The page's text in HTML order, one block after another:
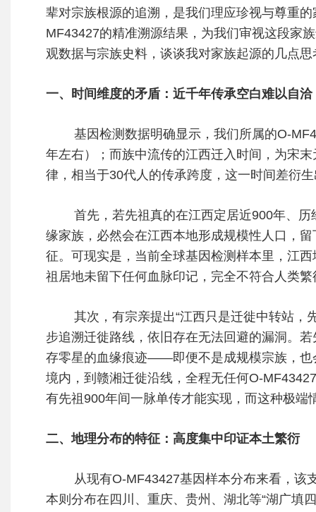
辈对宗族根源的追溯，是我们理应珍视与尊重
MF43427的精准溯源结果，为我们审视这段家
观数据与宗族史料，谈谈我对家族起源的几点思
一、时间维度的矛盾：近千年传承空白难以自洽
基因检测数据明确显示，我们所属的O-
年左右）；而族中流传的江西迁入时间，为宋
律，相当于30代人的传承跨度，这一时间差衍
首先，若先祖真的在江西定居近900年、历
缘家族，必然会在江西本地形成规模性人口，
征。可现实是，当前全球基因检测样本里，江
祖居地未留下任何血脉印记，完全不符合人类
其次，有宗亲提出“江西只是迁徙中转站，先
步追溯迁徙路线，依旧存在无法回避的漏洞。
存零星的血缘痕迹——即便不是成规模宗族，也
境内，到赣湘迁徙沿线，全程无任何O-
有先祖900年间一脉单传才能实现，而这种极
二、地理分布的特征：高度集中印证本土繁衍
从现有O-MF43427基因样本分布来看，该支
本则分布在四川、重庆、贵州、湖北等“湖广填